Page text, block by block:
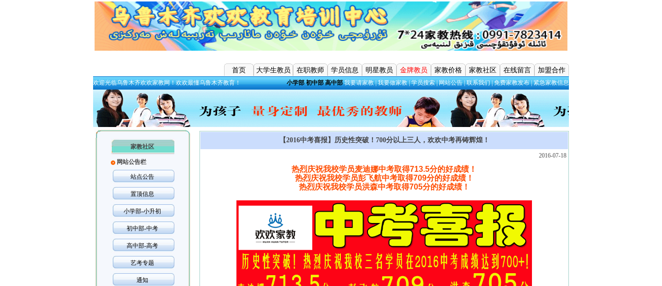
首页 大学生教员 在职教师 学员信息 明星教员 金牌教员 家教价格 家教社区 在线留言 加盟合作
欢迎光临乌鲁木齐欢欢家教网！欢欢最懂乌鲁木齐教育！ 小学部 初中部 高中部 我要请家教|我要做家教|学员搜索|网站公告|联系我们|免费家教发布|紧急家教信息
家教社区
网站公告栏
站点公告
置顶信息
小学部-小升初
初中部-中考
高中部-高考
艺考专题
通知
【2016中考喜报】历史性突破！700分以上三人，欢欢中考再铸辉煌！
2016-07-18
热烈庆祝我校学员麦迪娜中考取得713.5分的好成绩！
热烈庆祝我校学员彭飞航中考取得709分的好成绩！
热烈庆祝我校学员洪森中考取得705分的好成绩！